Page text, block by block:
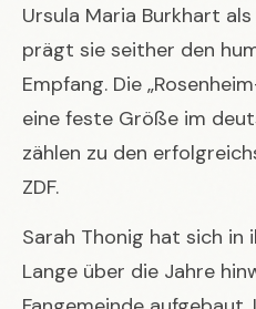
Ursula Maria Burkhart
prägt sie seither den
Empfang. Die
eine feste Größe im
zählen zu den
ZDF.
Sarah Thonig hat sich in
Lange über die Jahre